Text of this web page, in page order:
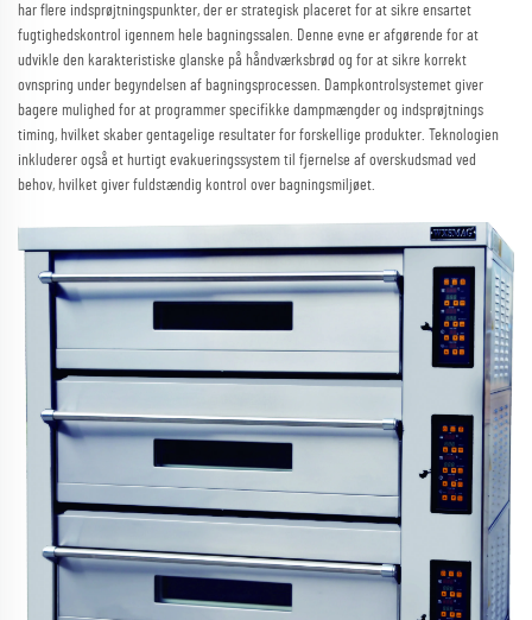
har flere indsprøjtningspunkter, der er strategisk placeret for at sikre ensartet
fugtighedskontrol igennem hele bagningssalen. Denne evne er afgørende for at
udvikle den karakteristiske glanske på håndværksbrød og for at sikre korrekt
ovnspring under begyndelsen af bagningsprocessen. Dampkontrolsystemet giver
bagere mulighed for at programmer specifikke dampmængder og indsprøjtnings
timing, hvilket skaber gentagelige resultater for forskellige produkter. Teknologien
inkluderer også et hurtigt evakueringssystem til fjernelse af overskudsmad ved
behov, hvilket giver fuldstændig kontrol over bagningsmiljøet.